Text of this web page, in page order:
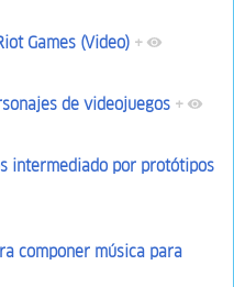
Games (Video) +
de videojuegos +
intermediado por protótipos
componer música para